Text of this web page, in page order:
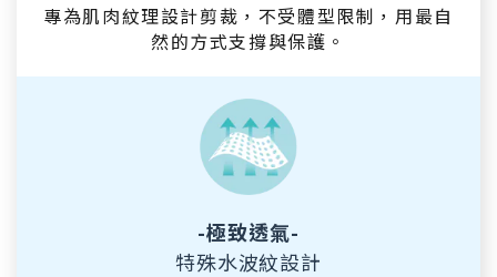
專為肌肉紋理設計剪裁，不受體型限制，用最自
然的方式支撐與保護。
-極致透氣-
特殊水波紋設計